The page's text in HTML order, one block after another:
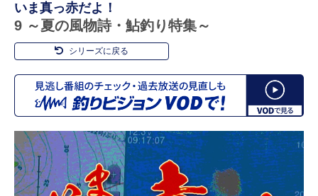
いま真っ赤だよ！
9 ～夏の風物詩・鮎釣り特集～
シリーズに戻る